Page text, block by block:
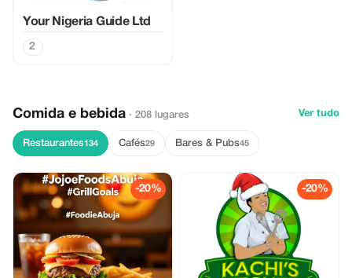
Your Nigeria Guide Ltd
2
Comida e bebida · 208 lugares Ver tudo
Restaurantes134 Cafés29 Bares & Pubs45
-20% -20%